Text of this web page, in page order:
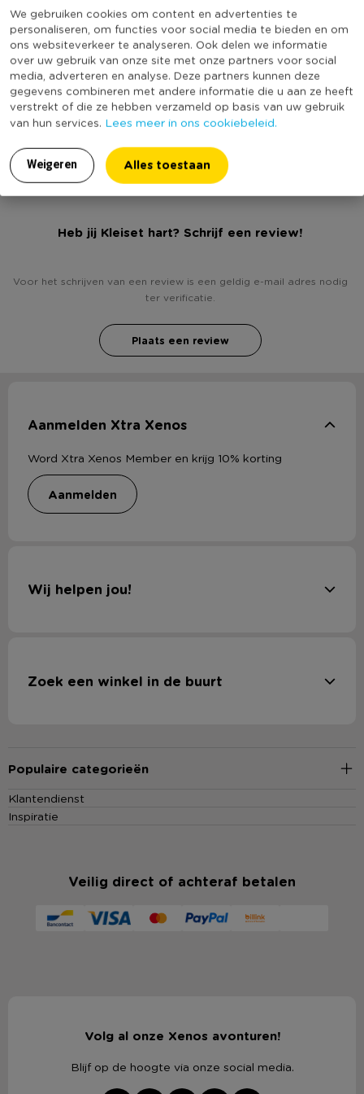
We gebruiken cookies om content en advertenties te
personaliseren, om functies voor social media te bieden en om
ons websiteverkeer te analyseren. Ook delen we informatie
over uw gebruik van onze site met onze partners voor social
media, adverteren en analyse. Deze partners kunnen deze
gegevens combineren met andere informatie die u aan ze heeft
verstrekt of die ze hebben verzameld op basis van uw gebruik
van hun services. Lees meer in ons cookiebeleid.
Weigeren Alles toestaan
* Ideaal voor een voet- of handafdruk
Materiaal
Hout
Productbreedte (cm)
19.5
Producthoogte (cm)
18
Kleur
Wit
Productlengte (cm)
4
(Nog) geen score
bekend
Heb jij Kleiset hart? Schrijf een review!
Voor het schrijven van een review is een geldig e-mail adres nodig
ter verificatie.
Plaats een review
Aanmelden Xtra Xenos
Word Xtra Xenos Member en krijg 10% korting
aanmelden
Wij helpen jou!
Zoek een winkel in de buurt
Populaire categorieën
Klantendienst
Inspiratie
Veilig direct of achteraf betalen
Volg al onze Xenos avonturen!
Blijf op de hoogte via onze social media.